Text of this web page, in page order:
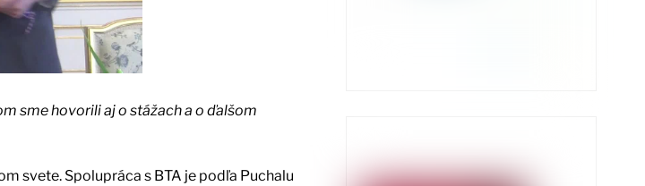
sme hovorili aj o stážach a o ďalšom
svete. Spolupráca s BTA je podľa Puchalu